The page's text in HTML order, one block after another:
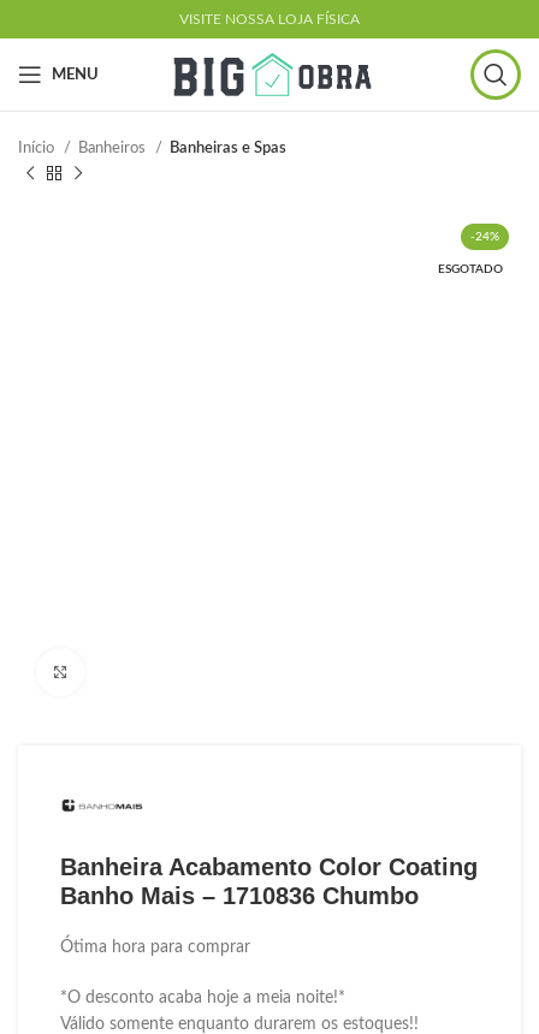
VISITE NOSSA LOJA FÍSICA
MENU
Início Banheiros Banheiras e Spas
-24%
ESGOTADO
Banheira Acabamento Color Coating
Banho Mais – 1710836 Chumbo
Ótima hora para comprar
*O desconto acaba hoje a meia noite!*
Válido somente enquanto durarem os estoques!!